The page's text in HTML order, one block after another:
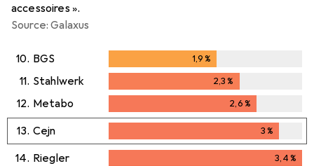
accessoires ».
Source: Galaxus
10. BGS 1,9%
11. Stahlwerk 2,3%
12. Metabo 2,6%
13. Cejn 3%
3%
14. Riegler 3,4%